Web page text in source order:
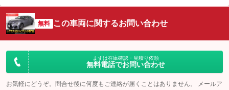
無料 この車両に関するお問い合わせ
まずは在庫確認・見積り依頼
無料電話でお問い合わせ
お気軽にどうぞ。問合せ後に何度もご連絡が届くことはありません。 メールア